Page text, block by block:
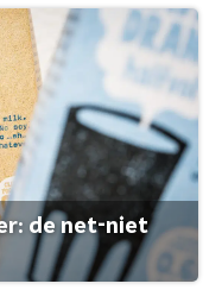
de net-niet